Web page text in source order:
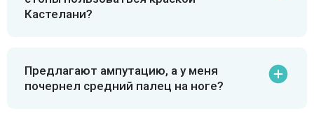
Кастелани?
Предлагают ампутацию, а у меня
почернел средний палец на ноге?